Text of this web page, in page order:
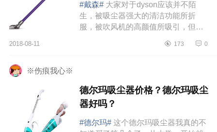
#戴森# 大家对于dyson应该并不陌
生，被吸尘器强大的清洁功能所折
服，被吹风机的高颜值所吸引，但是
多人并不清楚吧……先自我介绍一
2018-08-11 173 0
※伤痕我心※
德尔玛吸尘器价格？德尔玛吸尘
器好吗？
#德尔玛# 这个德尔玛吸尘器我真的不